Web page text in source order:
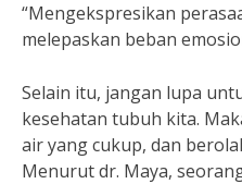
“Mengekspresikan
melepaskan beban
Selain itu, jangan lupa
kesehatan tubuh kita.
air yang cukup, dan
Menurut dr. Maya,